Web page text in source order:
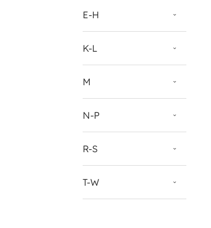
E-H
K-L
M
N-P
R-S
T-W